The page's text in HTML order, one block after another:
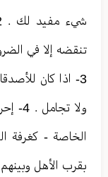
تنقضه إلا في
3- اذا كان
ولا
الخاصة - كغرفة
بقرب الأهل